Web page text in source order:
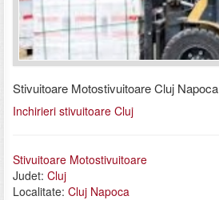
Stivuitoare Motostivuitoare Cluj Napoca
Inchirieri stivuitoare Cluj
Stivuitoare Motostivuitoare
Judet: Cluj
Localitate: Cluj Napoca